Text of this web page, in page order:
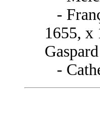
-
1655, x
Gaspard
-